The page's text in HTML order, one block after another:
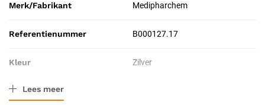
Merk/Fabrikant Medipharchem
Referentienummer B000127.17
Kleur Zilver
Materiaal
Lees meer